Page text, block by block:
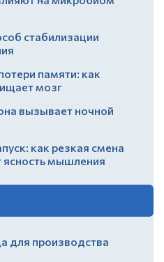
стабилизации
памяти: как
мозг
вызывает ночной
как резкая смена
мышления
для производства